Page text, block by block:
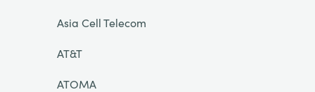
Asia Cell Telecom
AT&T
ATOMA